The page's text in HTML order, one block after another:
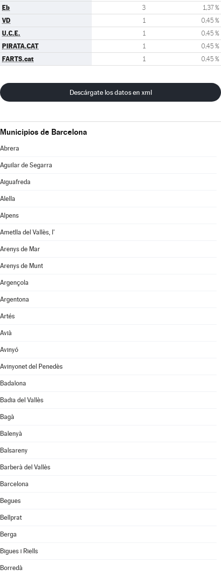
Eb 3 1,37 %
VD 1 0,45 %
U.C.E. 1 0,45 %
PIRATA.CAT 1 0,45 %
FARTS.cat 1 0,45 %
Descárgate los datos en xml
Municipios de Barcelona
Abrera
Aguilar de Segarra
Aiguafreda
Alella
Alpens
Ametlla del Vallès, l'
Arenys de Mar
Arenys de Munt
Argençola
Argentona
Artés
Avià
Avinyó
Avinyonet del Penedès
Badalona
Badia del Vallès
Bagà
Balenyà
Balsareny
Barberà del Vallès
Barcelona
Begues
Bellprat
Berga
Bigues i Riells
Borredà